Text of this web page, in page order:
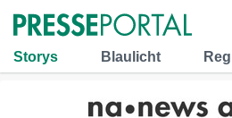
Storys Blaulicht